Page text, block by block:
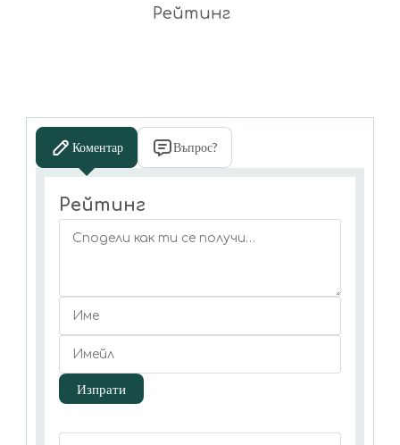
Рейтинг
Коментар Въпрос?
Рейтинг